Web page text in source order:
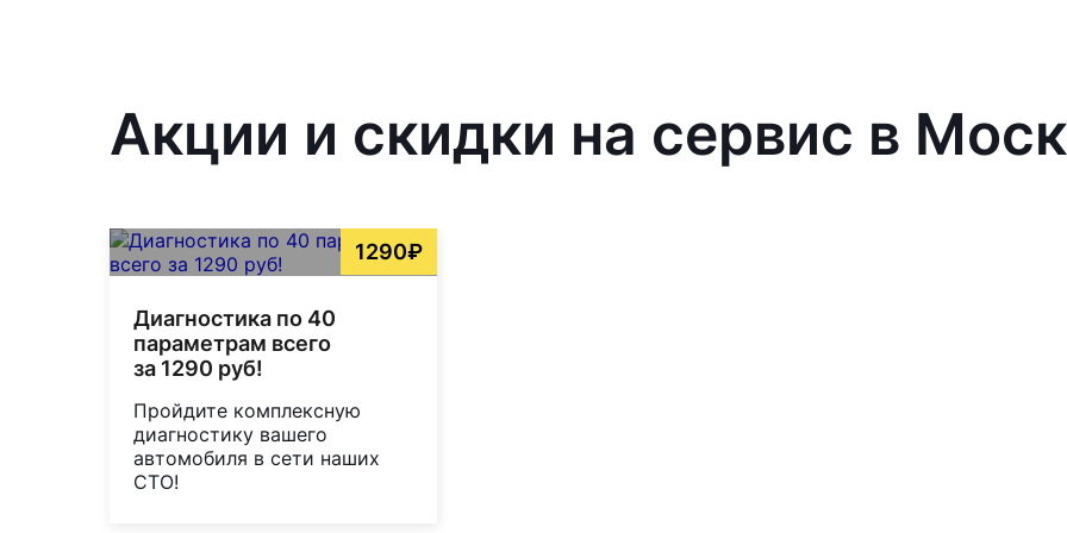
Акции и скидки на сервис в
1290₽
Диагностика по 40
параметрам всего
за 1290 руб!
Пройдите комплексную
диагностику вашего
автомобиля в сети наших
СТО!